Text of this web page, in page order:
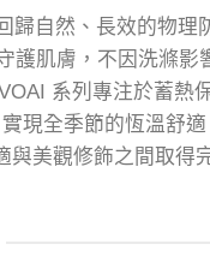
歸自然、長效的物理
護肌膚，不因洗滌影
系列專注於蓄熱
現全季節的恆溫舒適
美觀修飾之間取得